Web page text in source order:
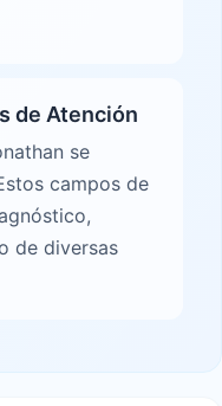
de Atención
se
campos de
de diversas